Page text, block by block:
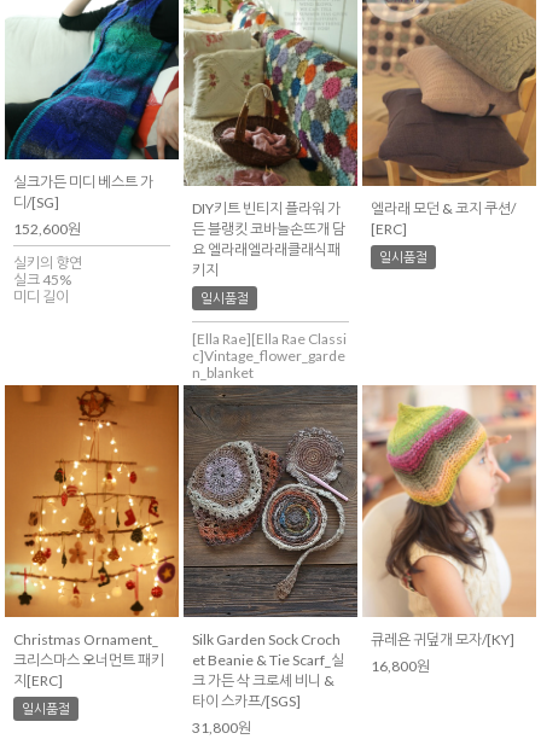
실크가든 미디 베스트 가
디/[SG]
152,600원
실키의 향연
실크 45%
미디 길이
DIY키트 빈티지 플라워 가
든 블랭킷 코바늘손뜨개 담
요 엘라래엘라래클래식패
키지
일시품절
[Ella Rae][Ella Rae Classi
c]Vintage_flower_garde
n_blanket
엘라래 모던 & 코지 쿠션/
[ERC]
일시품절
Christmas Ornament_
크리스마스 오너먼트 패키
지[ERC]
일시품절
Silk Garden Sock Croch
et Beanie & Tie Scarf_실
크 가든 삭 크로셰 비니 &
타이 스카프/[SGS]
31,800원
큐레욘 귀덮개 모자/[KY]
16,800원